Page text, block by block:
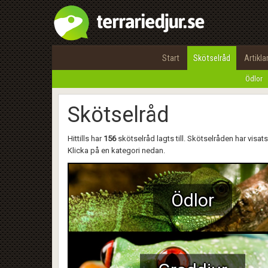
Start Skötselråd Artiklar
Ödlor
Skötselråd
Hittills har 156skötselråd lagts till. Skötselråden har
Klicka på en kategori nedan.
Ödlor